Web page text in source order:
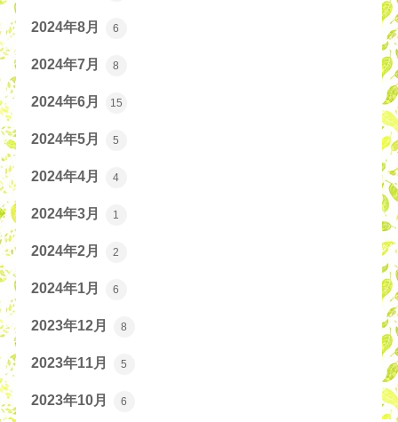
2024年8月 6
2024年7月 8
2024年6月 15
2024年5月 5
2024年4月 4
2024年3月 1
2024年2月 2
2024年1月 6
2023年12月 8
2023年11月 5
2023年10月 6